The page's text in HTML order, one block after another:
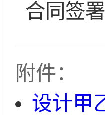
合同签
附件：
设计甲